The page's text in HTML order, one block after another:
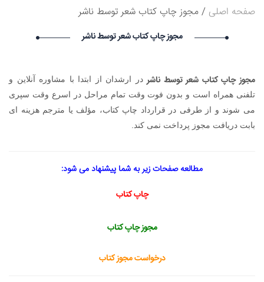
۱۴۰۵/۵/۱۷
درخواست استخدام شما با موفقیت انجام شد ساعت ۴:۵:۴۹ تاریخ
درخواست استخدام شما با موفقیت انجام شد ساعت ۴:۵:۴۹ تاریخ
۱۴۰۵/۵/۱۷
LarrySkavY LarrySkavY گرامی : درخواست استخدام شما با موفقیت
انجام شد ساعت ۳:۲۳:۲۴ تاریخ ۱۴۰۵/۵/۱۷
صفحه اصلی مجوز چاپ کتاب شعر توسط ناشر
مجوز چاپ کتاب شعر توسط ناشر
مجوز چاپ کتاب شعر توسط ناشر در ارشدان از ابتدا با مشاوره آنلاین و
تلفنی همراه است و بدون فوت وقت تمام مراحل در اسرع وقت سپری
می شوند و از طرفی در قرارداد چاپ کتاب، مؤلف یا مترجم هزینه ای
بابت دریافت مجوز پرداخت نمی کند.
مطالعه صفحات زیر به شما پیشنهاد می شود:
چاپ کتاب
مجوز چاپ کتاب
درخواست مجوز کتاب